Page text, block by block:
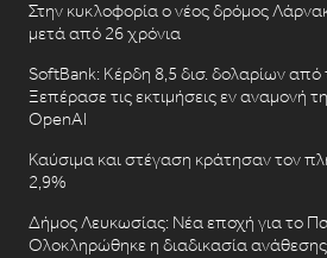
Στην κυκλοφορία ο νέος δρόμος
μετά από 26 χρόνια
SoftBank: Κέρδη 8,5 δισ. δολαρίων από
Ξεπέρασε τις εκτιμήσεις εν αναμονή
OpenAI
Καύσιμα και στέγαση κράτησαν τον
2,9%
Δήμος Λευκωσίας: Νέα εποχή για το
Ολοκληρώθηκε η διαδικασία